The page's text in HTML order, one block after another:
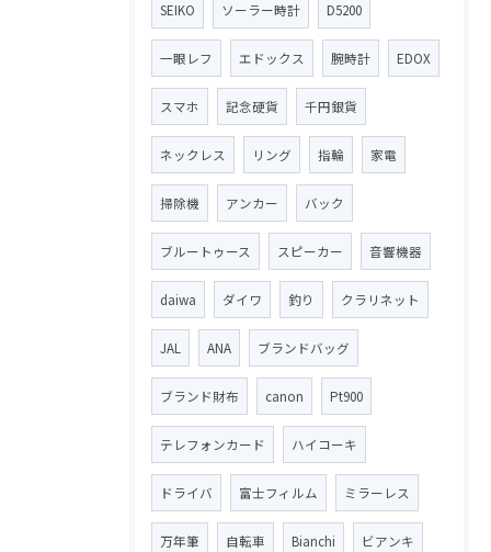
SEIKO ソーラー時計 D5200
一眼レフ エドックス 腕時計 EDOX
スマホ 記念硬貨 千円銀貨
ネックレス リング 指輪 家電
掃除機 アンカー バック
ブルートゥース スピーカー 音響機器
daiwa ダイワ 釣り クラリネット
JAL ANA ブランドバッグ
ブランド財布 canon Pt900
テレフォンカード ハイコーキ
ドライバ 富士フィルム ミラーレス
万年筆 自転車 Bianchi ビアンキ